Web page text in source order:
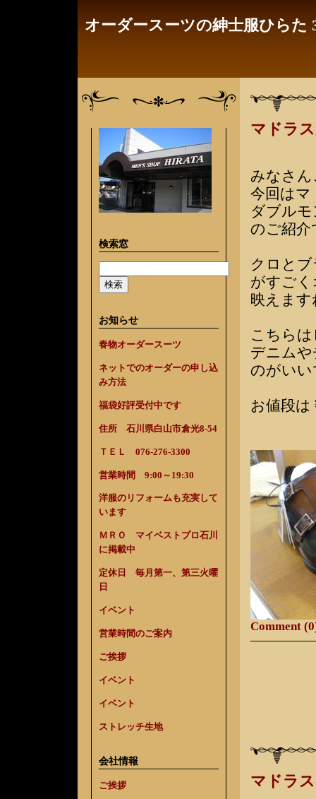
オーダースーツの紳士服ひら
検索窓
お知らせ
春物オーダースーツ
ネットでのオーダーの申し込
み方法
福袋好評受付中です
住所 石川県白山市倉光8-54
ＴＥＬ 076-276-3300
営業時間 9:00～19:30
洋服のリフォームも充実して
います
ＭＲＯ マイベストプロ石川
に掲載中
定休日 毎月第一、第三火曜
日
イベント
営業時間のご案内
ご挨拶
イベント
イベント
ストレッチ生地
会社情報
ご挨拶
マドラ
みなさ
今回は
ダブル
のご紹介
クロと
がすご
映えます
こちら
デニム
のがい
お値段は
Comment
マドラ